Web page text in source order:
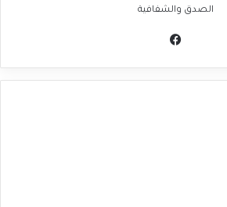
الصدق والشفافية